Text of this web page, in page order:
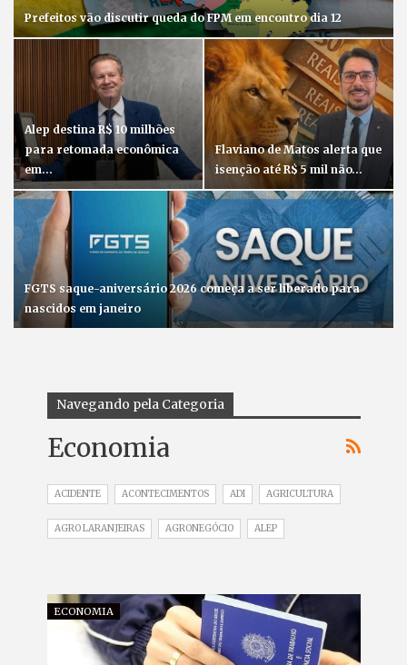
Prefeitos vão discutir queda do FPM em encontro dia 12
Alep destina R$ 10 milhões
para retomada econômica
em…
Flaviano de Matos alerta que
isenção até R$ 5 mil não…
FGTS saque-aniversário 2026 começa a ser liberado para
nascidos em janeiro
Navegando pela Categoria
Economia
ACIDENTE ACONTECIMENTOS ADI AGRICULTURA
AGRO LARANJEIRAS AGRONEGÓCIO ALEP
ECONOMIA